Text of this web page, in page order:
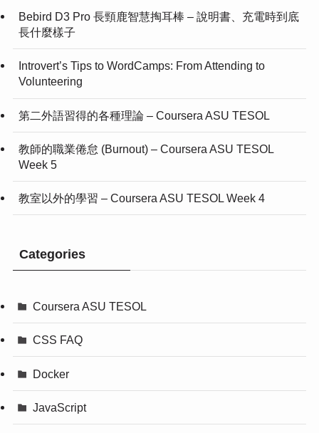
Bebird D3 Pro 長頸鹿智慧掏耳棒 – 說明書、充電時到底
長什麼樣子
Introvert’s Tips to WordCamps: From Attending to
Volunteering
第二外語習得的各種理論 – Coursera ASU TESOL
教師的職業倦怠 (Burnout) – Coursera ASU TESOL
Week 5
教室以外的學習 – Coursera ASU TESOL Week 4
Categories
Coursera ASU TESOL
CSS FAQ
Docker
JavaScript